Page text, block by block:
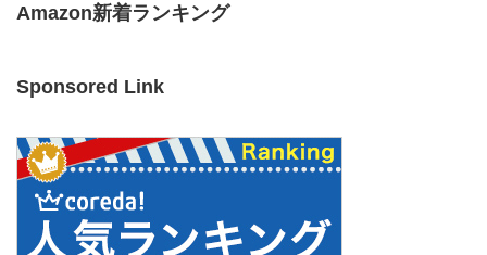
Amazon新着ランキング
Sponsored Link